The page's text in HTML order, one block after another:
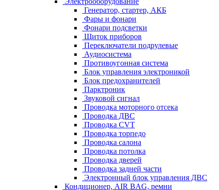
Генератор, стартер, АКБ
Фары и фонари
Фонари подсветки
Щиток приборов
Переключатели подрулевые
Аудиосистема
Противоугонная система
Блок управления электроникой
Блок предохранителей
Парктроник
Звуковой сигнал
Проводка моторного отсека
Проводка ДВС
Проводка CVT
Проводка торпедо
Проводка салона
Проводка потолка
Проводка дверей
Проводка задней части
Электронный блок управления ДВС
Кондиционер, AIR BAG, ремни